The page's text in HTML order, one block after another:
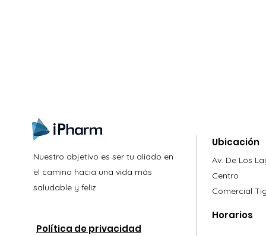
Nuestro objetivo es ser tu aliado en
el camino hacia una vida más
saludable y feliz.
Política de privacidad
Ubicación
Av. De Los
Centro
Comercial
Horarios